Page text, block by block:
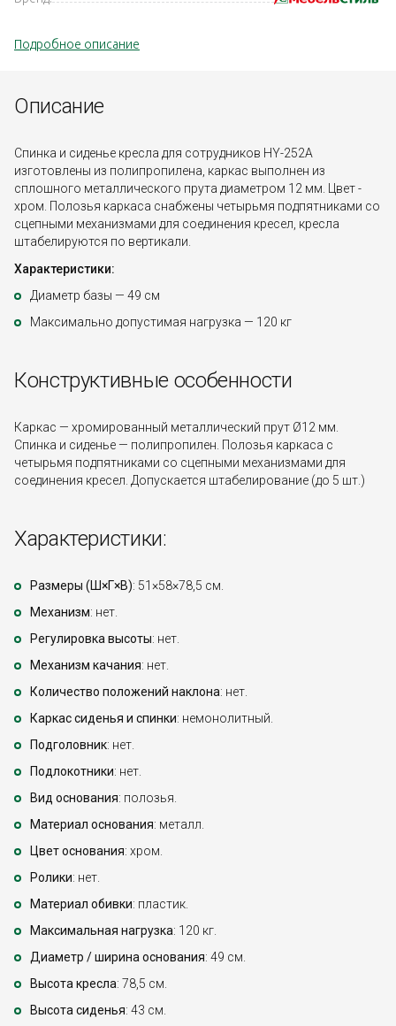
Подробное описание
Описание
Спинка и сиденье кресла для сотрудников HY-252A
изготовлены из полипропилена, каркас выполнен из
сплошного металлического прута диаметром 12 мм. Цвет -
хром. Полозья каркаса снабжены четырьмя подпятниками со
сцепными механизмами для соединения кресел, кресла
штабелируются по вертикали.
Характеристики:
Диаметр базы — 49 см
Максимально допустимая нагрузка — 120 кг
Конструктивные особенности
Каркас — хромированный металлический прут Ø12 мм.
Спинка и сиденье — полипропилен. Полозья каркаса с
четырьмя подпятниками со сцепными механизмами для
соединения кресел. Допускается штабелирование (до 5 шт.)
Характеристики:
Размеры (Ш×Г×В): 51×58×78,5 см.
Механизм: нет.
Регулировка высоты: нет.
Механизм качания: нет.
Количество положений наклона: нет.
Каркас сиденья и спинки: немонолитный.
Подголовник: нет.
Подлокотники: нет.
Вид основания: полозья.
Материал основания: металл.
Цвет основания: хром.
Ролики: нет.
Материал обивки: пластик.
Максимальная нагрузка: 120 кг.
Диаметр / ширина основания: 49 см.
Высота кресла: 78,5 см.
Высота сиденья: 43 см.